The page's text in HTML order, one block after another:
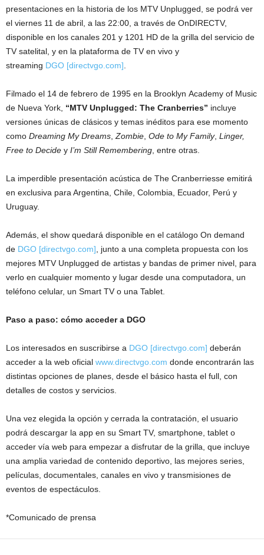
presentaciones en la historia de los MTV Unplugged, se podrá ver
el viernes 11 de abril, a las 22:00, a través de OnDIRECTV,
disponible en los canales 201 y 1201 HD de la grilla del servicio de
TV satelital, y en la plataforma de TV en vivo y
streaming DGO [directvgo.com]
Filmado el 14 de febrero de 1995 en la Brooklyn Academy of Music
de Nueva York, “MTV Unplugged: The Cranberries” incluye
versiones únicas de clásicos y temas inéditos para ese momento
como Dreaming My Dreams Zombie Ode to My Family, Linger,
Free to Decide y I’m Still Remembering , entre otras.
La imperdible presentación acústica de The Cranberriesse emitirá
en exclusiva para Argentina, Chile, Colombia, Ecuador, Perú y
Uruguay.
Además, el show quedará disponible en el catálogo On demand
de DGO [directvgo.com] , junto a una completa propuesta con los
mejores MTV Unplugged de artistas y bandas de primer nivel, para
verlo en cualquier momento y lugar desde una computadora, un
teléfono celular, un Smart TV o una Tablet.
Paso a paso: cómo acceder a DGO
Los interesados en suscribirse a DGO [directvgo.com] deberán
acceder a la web oficial www.directvgo.com donde encontrarán las
distintas opciones de planes, desde el básico hasta el full, con
detalles de costos y servicios.
Una vez elegida la opción y cerrada la contratación, el usuario
podrá descargar la app en su Smart TV, smartphone, tablet o
acceder vía web para empezar a disfrutar de la grilla, que incluye
una amplia variedad de contenido deportivo, las mejores series,
películas, documentales, canales en vivo y transmisiones de
eventos de espectáculos.
*Comunicado de prensa